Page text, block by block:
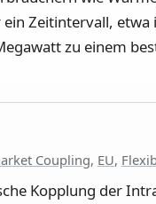
Zeitintervall,
zu einem
Coupling, EU,
Kopplung der